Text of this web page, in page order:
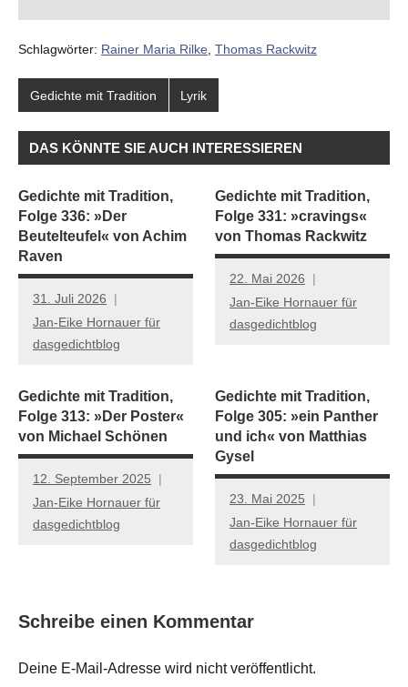
Schlagwörter: Rainer Maria Rilke Thomas Rackwitz
Gedichte mit Tradition Lyrik
DAS KÖNNTE SIE AUCH INTERESSIEREN
Gedichte mit Tradition,
Folge 336: »Der
Beutelteufel« von Achim
Raven
31. Juli 2026
Jan-Eike Hornauer für
dasgedichtblog
Gedichte mit Tradition,
Folge 331: »cravings«
von Thomas Rackwitz
22. Mai 2026
Jan-Eike Hornauer für
dasgedichtblog
Gedichte mit Tradition,
Folge 313: »Der Poster«
von Michael Schönen
12. September 2025
Jan-Eike Hornauer für
dasgedichtblog
Gedichte mit Tradition,
Folge 305: »ein Panther
und ich« von Matthias
Gysel
23. Mai 2025
Jan-Eike Hornauer für
dasgedichtblog
Schreibe einen Kommentar
Deine E-Mail-Adresse wird nicht veröffentlicht.